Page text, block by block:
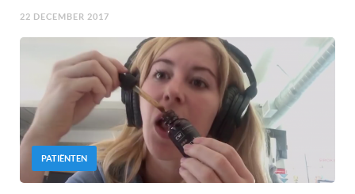
22 DECEMBER 2017
PATIËNTEN